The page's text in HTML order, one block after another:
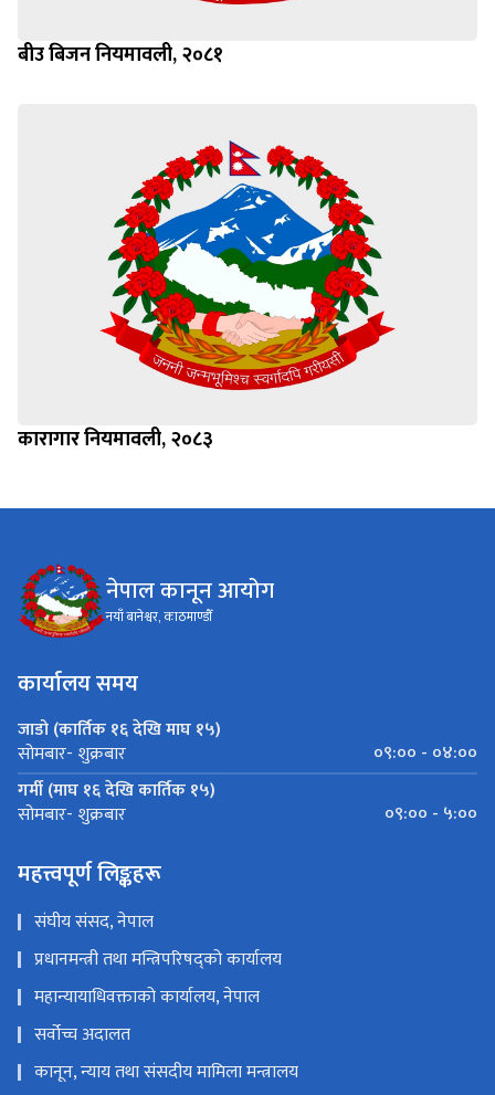
बीउ बिजन नियमावली, २०८१
कारागार नियमावली, २०८३
नेपाल कानून आयोग
नयाँ बानेश्वर, काठमाण्डौँ
कार्यालय समय
जाडो (कार्तिक १६ देखि माघ १५)
सोमबार- शुक्रबार
०९:०० - ०४:००
गर्मी (माघ १६ देखि कार्तिक १५)
सोमबार- शुक्रबार ०९:०० - ५:००
महत्त्वपूर्ण लिङ्कहरू
संघीय संसद, नेपाल
प्रधानमन्त्री तथा मन्त्रिपरिषद्को कार्यालय
महान्यायाधिवक्ताको कार्यालय, नेपाल
सर्वोच्च अदालत
कानून, न्याय तथा संसदीय मामिला मन्त्रालय